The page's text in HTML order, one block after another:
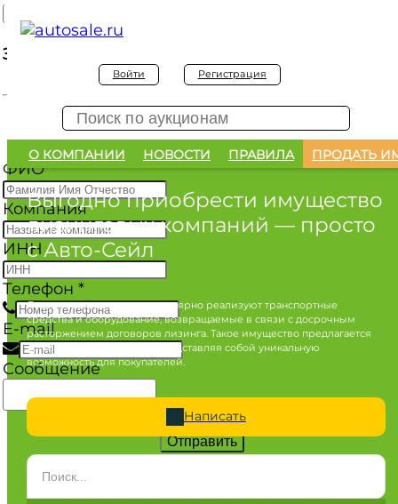
Войти Регистрация
О КОМПАНИИ НОВОСТИ ПРАВИЛА ПРОДАТЬ
Выгодно приобрести имущество
лизинговых компаний — просто
с Авто-Сейл
Лизинговые компании регулярно реализуют транспортные
средства и оборудование, возвращаемые в связи с досрочным
расторжением договоров лизинга. Такое имущество предлагается
по конкурентным ценам, представляя собой уникальную
возможность для покупателей.
Написать
Заявка на покупку
Заявка на покупку изъятого а/м
ФИО*
Компания
ИНН
Телефон *
E-mail
Сообщение
Отправить